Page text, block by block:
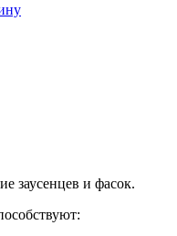
заусенцев и фасок.